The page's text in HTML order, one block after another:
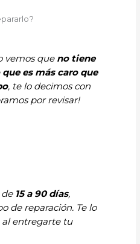
vemos que no tiene
es más caro que
, te lo decimos con
por revisar!
de 15 a 90 días,
de reparación. Te lo
al entregarte tu